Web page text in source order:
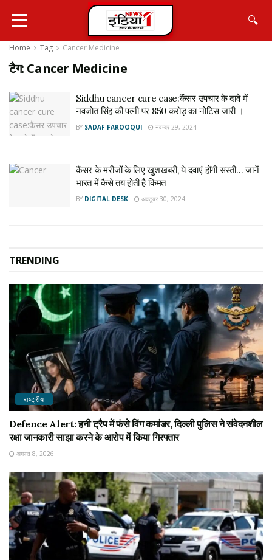
🔍
Home Tag Cancer Medicine
टैग: Cancer Medicine
Siddhu cancer cure case:कैंसर उपचार के दावे में
नवजोत सिंह की पत्नी पर 850 करोड़ का नोटिस जारी ।
BY SADAF FAROOQUI नवम्बर 29, 2024
कैंसर के मरीजों के लिए खुशखबरी, ये दवाएं होंगी सस्ती… जानें
भारत में कैसे तय होती है किमत
BY DIGITAL DESK अक्टूबर 30, 2024
TRENDING
राष्ट्रीय
Defence Alert: हनी ट्रैप में फंसे विंग कमांडर, दिल्ली पुलिस ने संवेदनशील
रक्षा जानकारी साझा करने के आरोप में किया गिरफ्तार
अगस्त 8, 2026